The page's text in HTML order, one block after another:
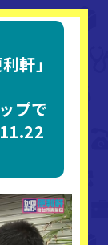
軒」
プで